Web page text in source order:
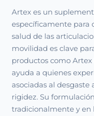
Artex es un
específicamente para
salud de las
movilidad es clave
productos como
ayuda a quienes
asociadas al
rigidez. Su
tradicionalmente y en